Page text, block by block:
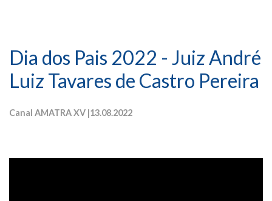
Dia dos Pais 2022 - Juiz André
Luiz Tavares de Castro Pereira
Canal AMATRA XV |13.08.2022